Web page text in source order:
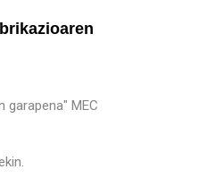
garapena" MEC